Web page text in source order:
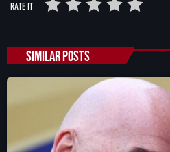
RATE IT
SIMILAR POSTS